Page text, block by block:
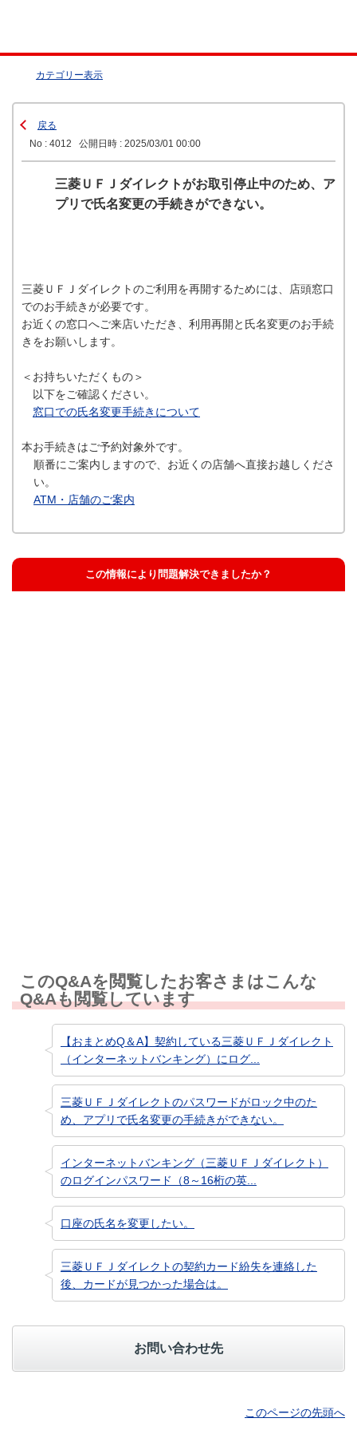
カテゴリー表示
戻る
No : 4012
公開日時 : 2025/03/01 00:00
三菱ＵＦＪダイレクトがお取引停止中のため、ア
プリで氏名変更の手続きができない。
三菱ＵＦＪダイレクトのご利用を再開するためには、店頭窓口
でのお手続きが必要です。
お近くの窓口へご来店いただき、利用再開と氏名変更のお手続
きをお願いします。
＜お持ちいただくもの＞
以下をご確認ください。
窓口での氏名変更手続きについて
本お手続きはご予約対象外です。
順番にご案内しますので、お近くの店舗へ直接お越しくださ
い。
ATM・店舗のご案内
この情報により問題解決できましたか？
このQ&Aを閲覧したお客さまはこんな
Q&Aも閲覧しています
【おまとめQ＆A】契約している三菱ＵＦＪダイレクト
（インターネットバンキング）にログ...
三菱ＵＦＪダイレクトのパスワードがロック中のた
め、アプリで氏名変更の手続きができない。
インターネットバンキング（三菱ＵＦＪダイレクト）
のログインパスワード（8～16桁の英...
口座の氏名を変更したい。
三菱ＵＦＪダイレクトの契約カード紛失を連絡した
後、カードが見つかった場合は。
お問い合わせ先
このページの先頭へ